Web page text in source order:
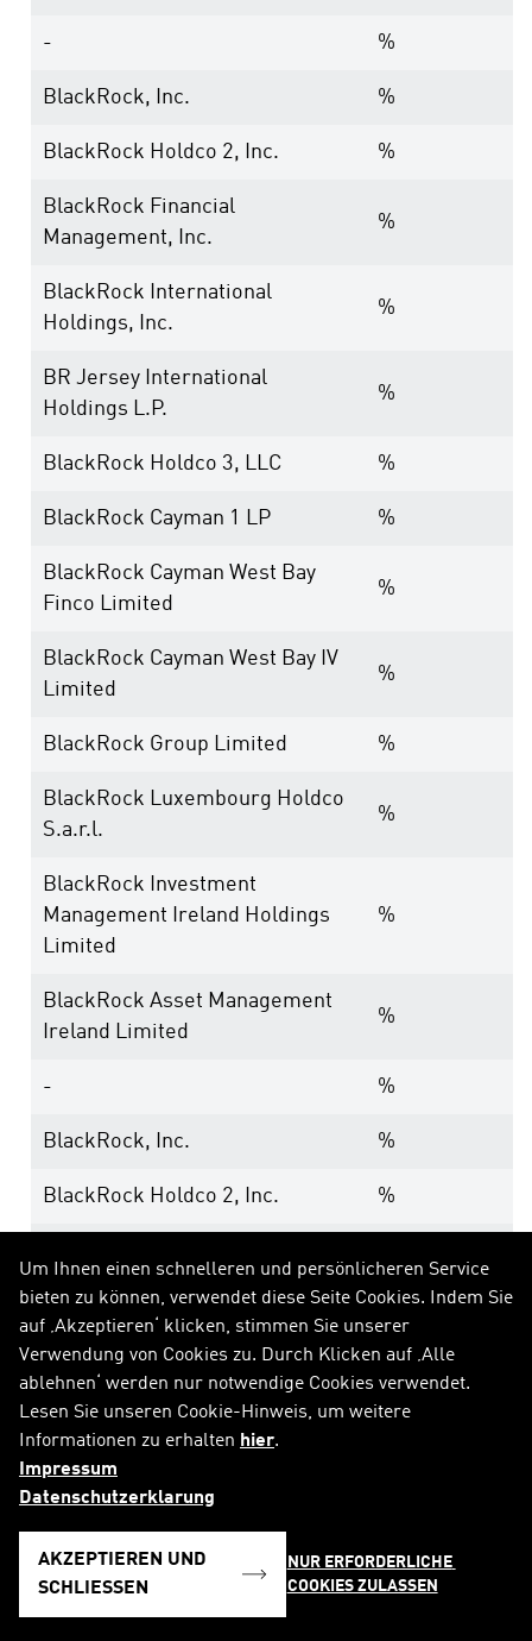
- %
BlackRock, Inc. %
BlackRock Holdco 2, Inc. %
BlackRock Financial
Management, Inc.
%
BlackRock International
Holdings, Inc.
%
BR Jersey International
Holdings L.P.
%
BlackRock Holdco 3, LLC %
BlackRock Cayman 1 LP %
BlackRock Cayman West Bay
Finco Limited
%
BlackRock Cayman West Bay IV
Limited
%
BlackRock Group Limited %
BlackRock Luxembourg Holdco
S.a.r.l.
%
BlackRock Investment
Management Ireland Holdings
Limited
%
BlackRock Asset Management
Ireland Limited
%
- %
BlackRock, Inc. %
BlackRock Holdco 2, Inc. %
Management, Inc.
%
BlackRock International
Holdings, Inc.
%
BR Jersey International
Holdings L.P.
BlackRock Holdco 3, LLC
BlackRock Cayman 1 LP %
BlackRock Cayman West Bay
Um Ihnen einen schnelleren und persönlicheren Service
bieten zu können, verwendet diese Seite Cookies. Indem Sie
auf ‚Akzeptieren‘ klicken, stimmen Sie unserer
Verwendung von Cookies zu. Durch Klicken auf ‚Alle
ablehnen‘ werden nur notwendige Cookies verwendet.
Lesen Sie unseren Cookie-Hinweis, um weitere
Informationen zu erhalten hier.
Impressum
Datenschutzerklarung
AKZEPTIEREN UND
SCHLIESSEN
NUR ERFORDERLICHE
COOKIES ZULASSEN